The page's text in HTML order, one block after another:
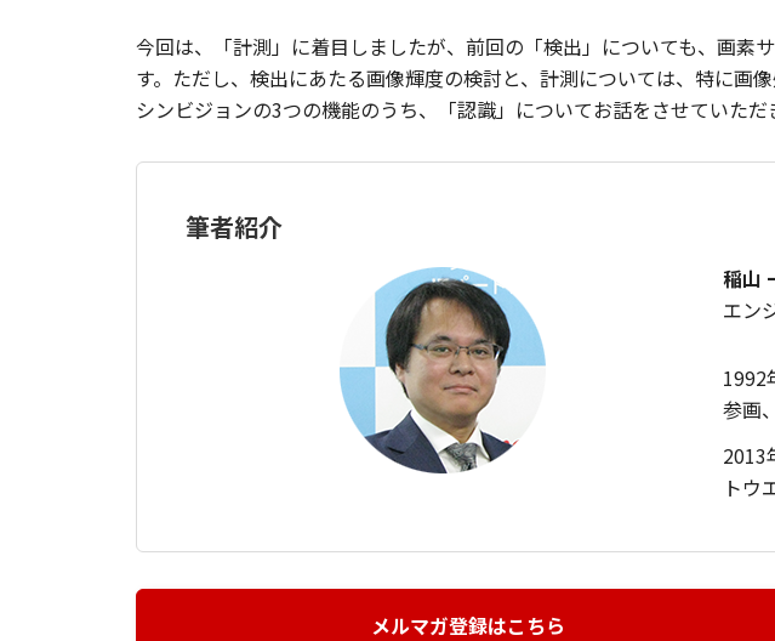
今回は、「計測」に着目しましたが、前回の「検出」についても、画素
す。ただし、検出にあたる画像輝度の検討と、計測については、特に
シンビジョンの3つの機能のうち、「認識」についてお話をさせていただ
筆者紹介
稲山
エン
1992
参画
2013
トウ
メルマガ登録はこちら